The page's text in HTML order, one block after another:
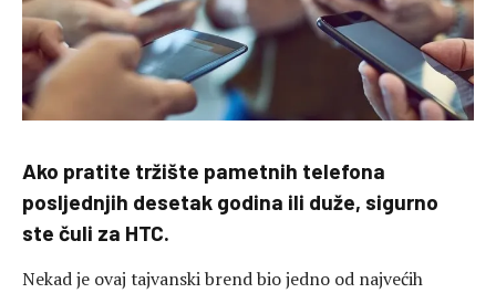
Ako pratite tržište pametnih telefona
posljednjih desetak godina ili duže, sigurno
ste čuli za HTC.
Nekad je ovaj tajvanski brend bio jedno od najvećih